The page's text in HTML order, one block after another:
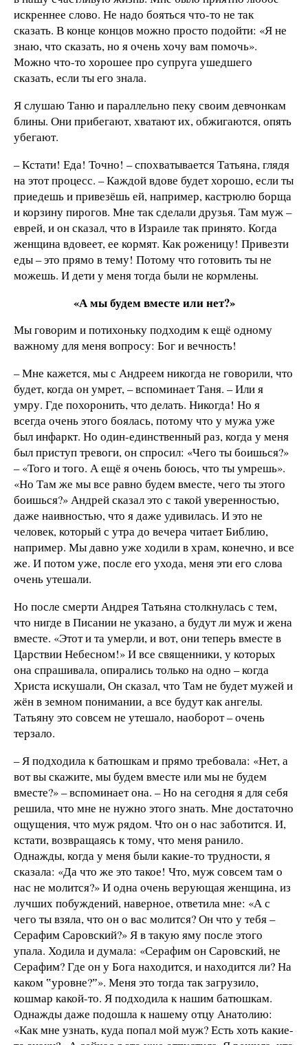
искреннее слово. Не надо бояться что-то не так
сказать. В конце концов можно просто подойти: «Я не
знаю, что сказать, но я очень хочу вам помочь».
Можно что-то хорошее про супруга ушедшего
сказать, если ты его знала.
Я слушаю Таню и параллельно пеку своим девчонкам
блины. Они прибегают, хватают их, обжигаются, опять
убегают.
– Кстати! Еда! Точно! – спохватывается Татьяна, глядя
на этот процесс. – Каждой вдове будет хорошо, если ты
приедешь и привезёшь ей, например, кастрюлю борща
и корзину пирогов. Мне так сделали друзья. Там муж –
еврей, и он сказал, что в Израиле так принято. Когда
женщина вдовеет, ее кормят. Как роженицу! Привезти
еды – это прямо в тему! Потому что готовить ты не
можешь. И дети у меня тогда были не кормлены.
«А мы будем вместе или нет?»
Мы говорим и потихоньку подходим к ещё одному
важному для меня вопросу: Бог и вечность!
– Мне кажется, мы с Андреем никогда не говорили, что
будет, когда он умрет, – вспоминает Таня. – Или я
умру. Где похоронить, что делать. Никогда! Но я
всегда очень этого боялась, потому что у мужа уже
был инфаркт. Но один-единственный раз, когда у меня
был приступ тревоги, он спросил: «Чего ты боишься?»
– «Того и того. А ещё я очень боюсь, что ты умрешь».
«Но Там же мы все равно будем вместе, чего ты этого
боишься?» Андрей сказал это с такой уверенностью,
даже наивностью, что я даже удивилась. И это не
человек, который с утра до вечера читает Библию,
например. Мы давно уже ходили в храм, конечно, и все
же. И потом уже, после его ухода, меня эти его слова
очень утешали.
Но после смерти Андрея Татьяна столкнулась с тем,
что нигде в Писании не указано, а будут ли муж и жена
вместе. «Этот и та умерли, и вот, они теперь вместе в
Царствии Небесном!» И все священники, у которых
она спрашивала, опирались только на одно – когда
Христа искушали, Он сказал, что Там не будет мужей и
жён в земном понимании, а все будут как ангелы.
Татьяну это совсем не утешало, наоборот – очень
терзало.
– Я подходила к батюшкам и прямо требовала: «Нет, а
вот вы скажите, мы будем вместе или мы не будем
вместе?» – вспоминает она. – Но на сегодня я для себя
решила, что мне не нужно этого знать. Мне достаточно
ощущения, что муж рядом. Что он о нас заботится. И,
кстати, возвращаясь к тому, что меня ранило.
Однажды, когда у меня были какие-то трудности, я
сказала: «Да что же это такое! Что, муж совсем там о
нас не молится?» И одна очень верующая женщина, из
лучших побуждений, наверное, ответила мне: «А с
чего ты взяла, что он о вас молится? Он что у тебя –
Серафим Саровский?» Я в такую яму после этого
упала. Ходила и думала: «Серафим он Саровский, не
Серафим? Где он у Бога находится, и находится ли? На
каком ‟уровне?ˮ». Меня это тогда так загрузило,
кошмар какой-то. Я подходила к нашим батюшкам.
Однажды даже подошла к нашему отцу Анатолию:
«Как мне узнать, куда попал мой муж? Есть хоть какие-